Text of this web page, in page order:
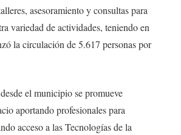
asesoramiento y consultas para
variedad de actividades, teniendo en
la circulación de 5.617 personas por
el municipio se promueve
aportando profesionales para
acceso a las Tecnologías de la